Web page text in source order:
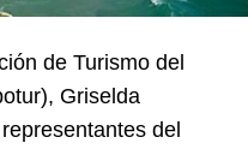
de Turismo del
Griselda
del